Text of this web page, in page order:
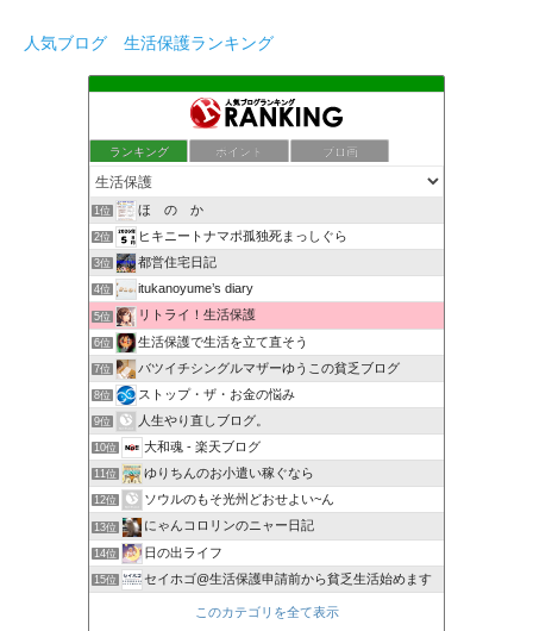
人気ブログ 生活保護ランキング
ランキング ポイント ブロ画
1位 ほ の か
2位 ヒキニートナマポ孤独死まっしぐら
3位 都営住宅日記
4位 itukanoyume’s diary
5位 リトライ！生活保護
6位 生活保護で生活を立て直そう
7位 バツイチシングルマザーゆうこの貧乏ブログ
8位 ストップ・ザ・お金の悩み
9位 人生やり直しブログ。
10位 大和魂 - 楽天ブログ
11位 ゆりちんのお小遣い稼ぐなら
12位 ソウルのもそ光州どおせよい~ん
13位 にゃんコロリンのニャー日記
14位 日の出ライフ
15位 セイホゴ@生活保護申請前から貧乏生活始めます
このカテゴリを全て表示